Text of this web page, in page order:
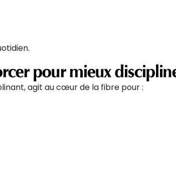
pour mieux
agit au cœur de la fibre pour :